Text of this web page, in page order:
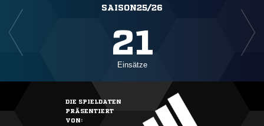
SAISON25/26
21
Einsätze
DIE SPIELDATEN
PRÄSENTIERT
VON: